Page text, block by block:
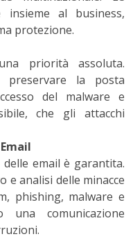
insieme al business,
protezione.
priorità assoluta.
preservare la posta
del malware e
che gli attacchi
email è garantita.
analisi delle minacce
phishing, malware e
una comunicazione